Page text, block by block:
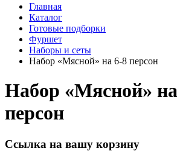
Главная
Каталог
Готовые подборки
Фуршет
Наборы и сеты
Набор «Мясной» на 6-8 персон
Набор «Мясной»
персон
Ссылка на вашу корзину